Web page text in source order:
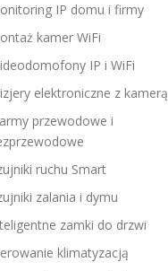
IP domu i firmy
kamer WiFi
IP i WiFi
elektroniczne z kamerą
przewodowe i
ruchu Smart
zalania i dymu
zamki do drzwi
klimatyzacją